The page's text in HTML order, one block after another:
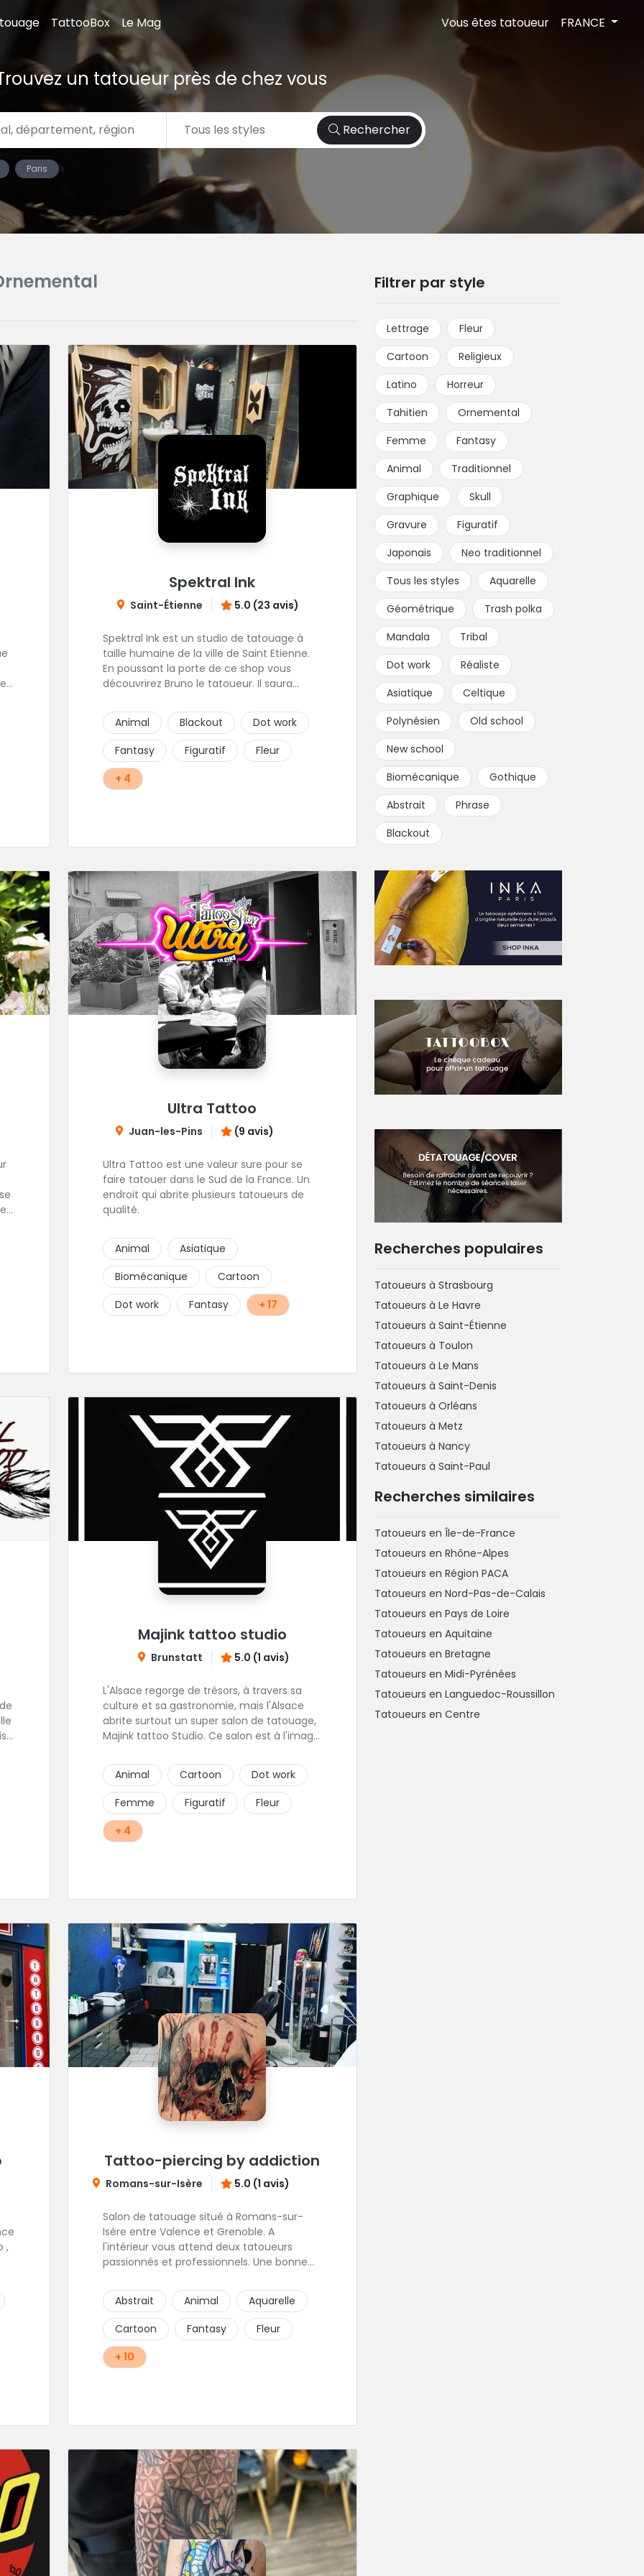
TattooBox Le Mag Vous êtes tatoueur FRANCE
un tatoueur près de chez vous
Rechercher
Paris
Spektral Ink
Saint-Étienne 5.0 (23 avis)
Spektral Ink est un studio de tatouage à
taille humaine de la ville de Saint Etienne.
En poussant la porte de ce shop vous
découvrirez Bruno le tatoueur. Il saura
votre projet de tatouage. N'hésitez pas à lui
envoyer un message ou à l'appeler.
Animal Blackout
Dot work
Fantasy
Figuratif
Fleur
+ 4
Ultra Tattoo
Juan-les-Pins (9 avis)
Ultra Tattoo est une valeur sure pour se
faire tatouer dans le Sud de la France. Un
endroit qui abrite plusieurs tatoueurs de
qualité.
Animal
Asiatique
Biomécanique
Cartoon
Dot work
Fantasy + 17
Majink tattoo studio
Brunstatt 5.0 (1 avis)
L'Alsace regorge de trésors, à travers sa
culture et sa gastronomie, mais l'Alsace
abrite surtout un super salon de tatouage,
Majink tattoo Studio. Ce salon est à l'image
Manu vous y attend et sera enchanté de
vous faire découvrir son super shop !
Animal Cartoon
Dot work
Femme
Figuratif
Fleur
+ 4
,
Tattoo-piercing by addiction
Romans-sur-Isère 5.0 (1 avis)
Salon de tatouage situé à Romans-sur-
Isère entre Valence et Grenoble. A
l'intérieur vous attend deux tatoueurs
passionnés et professionnels. Une bonne
shop en compagnie de Angéline et Ludo.
Abstrait Animal
Aquarelle
Cartoon
Fantasy
Fleur
+ 10
Filtrer par style
Lettrage
Fleur
Cartoon
Religieux
Latino
Horreur
Tahitien
Ornemental
Femme
Fantasy
Animal
Traditionnel
Graphique
Skull
Gravure
Figuratif
Japonais
Neo traditionnel
Tous les styles
Aquarelle
Géométrique
Trash polka
Mandala
Tribal
Dot work
Réaliste
Asiatique
Celtique
Polynésien
Old school
New school
Biomécanique
Gothique
Abstrait
Phrase
Blackout
Recherches populaires
Tatoueurs à Strasbourg
Tatoueurs à Le Havre
Tatoueurs à Saint-Étienne
Tatoueurs à Toulon
Tatoueurs à Le Mans
Tatoueurs à Saint-Denis
Tatoueurs à Orléans
Tatoueurs à Metz
Tatoueurs à Nancy
Tatoueurs à Saint-Paul
Recherches similaires
Tatoueurs en Île-de-France
Tatoueurs en Rhône-Alpes
Tatoueurs en Région PACA
Tatoueurs en Nord-Pas-de-Calais
Tatoueurs en Pays de Loire
Tatoueurs en Aquitaine
Tatoueurs en Bretagne
Tatoueurs en Midi-Pyrénées
Tatoueurs en Languedoc-Roussillon
Tatoueurs en Centre